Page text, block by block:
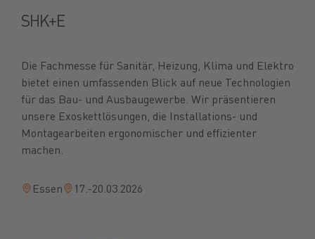
SHK+E
Die Fachmesse für Sanitär, Heizung, Klima und Elektro
bietet einen umfassenden Blick auf neue Technologien
für das Bau- und Ausbaugewerbe. Wir präsentieren
unsere Exoskettlösungen, die Installations- und
Montagearbeiten ergonomischer und effizienter
machen.
Essen 17.-20.03.2026